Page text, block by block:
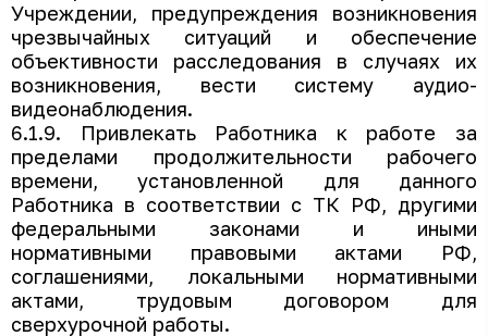
Учреждении, предупреждения возникновения
чрезвычайных ситуаций и обеспечение
объективности расследования в случаях их
возникновения, вести систему аудио-
видеонаблюдения.
6.1.9. Привлекать Работника к работе за
пределами продолжительности рабочего
времени, установленной для данного
Работника в соответствии с ТК РФ, другими
федеральными законами и иными
нормативными правовыми актами РФ,
соглашениями, локальными нормативными
актами, трудовым договором для
сверхурочной работы.